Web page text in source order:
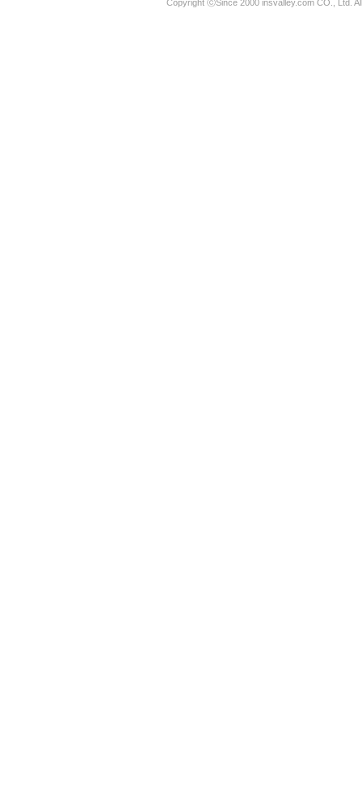
Copyright ⓒSince 2000 insvalley.com CO., Ltd.